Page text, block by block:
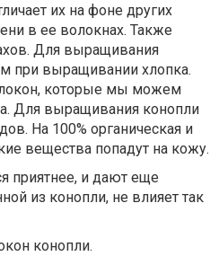
их на фоне других
в ее волокнах. Также
Для выращивания
при выращивании хлопка.
которые мы можем
Для выращивания конопли
На 100% органическая и
вещества попадут на кожу.
приятнее, и дают еще
из конопли, не влияет так
конопли.